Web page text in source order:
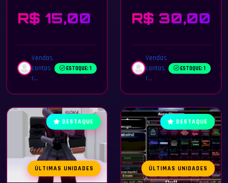
R$ 15,00
Vendas
contas
r...
ESTOQUE: 1
R$ 30,00
Vendas
contas
r...
ESTOQUE: 1
DESTAQUE
ÚLTIMAS UNIDADES
DESTAQUE
ÚLTIMAS UNIDADES